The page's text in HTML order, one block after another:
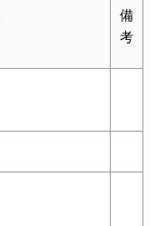
備
考